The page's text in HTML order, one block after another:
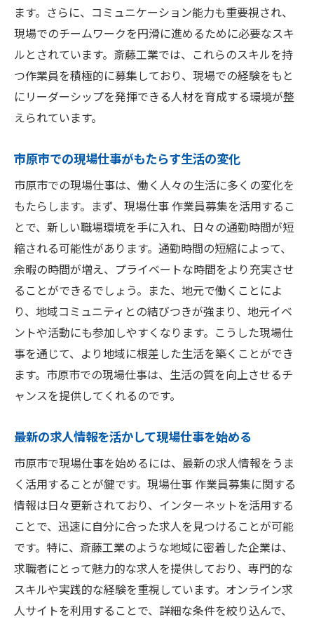
現場仕事がもたらすスキルアップの機会
市原市でのキャリア形成に必要な要素
斎藤工業での経験が将来に繋がる理由
市原市の現場仕事が広げる可能性
プロフェッショナルとしての成長ストーリ
市原市での現場仕事が提供する挑戦の場
新たなキャリアの始まり市原市で作業員募集の
魅力とは
キャリアの転機としての市原市での現場仕
事
斎藤工業の作業員募集が提供する新しい未
来
市原市での現場仕事がもたらすライフスタ
イル
市原市での現場仕事に求められる心構え
斎藤工業でのキャリアスタートの流れ
市原市での現場仕事がもたらす安心と安定
市原市の現場仕事で未来を築く斎藤工業の魅力
斎藤工業がもたらす成長機会とは
市原市で現場仕事を選ぶメリット
斎藤工業の現場仕事が目指す方向性
地域に貢献する現場仕事の価値
市原市での現場仕事が提供する安定性
ます。さらに、コミュニケーション能力も重要視され、
現場でのチームワークを円滑に進めるために必要なスキ
ルとされています。斎藤工業では、これらのスキルを持
つ作業員を積極的に募集しており、現場での経験をもと
にリーダーシップを発揮できる人材を育成する環境が整
えられています。
市原市での現場仕事がもたらす生活の変化
市原市での現場仕事は、働く人々の生活に多くの変化を
もたらします。まず、現場仕事 作業員募集を活用するこ
とで、新しい職場環境を手に入れ、日々の通勤時間が短
縮される可能性があります。通勤時間の短縮によって、
余暇の時間が増え、プライベートな時間をより充実させ
ることができるでしょう。また、地元で働くことによ
り、地域コミュニティとの結びつきが強まり、地元イベ
ントや活動にも参加しやすくなります。こうした現場仕
事を通じて、より地域に根差した生活を築くことができ
ます。市原市での現場仕事は、生活の質を向上させるチ
ャンスを提供してくれるのです。
最新の求人情報を活かして現場仕事を始める
市原市で現場仕事を始めるには、最新の求人情報をうま
く活用することが鍵です。現場仕事 作業員募集に関する
情報は日々更新されており、インターネットを活用する
ことで、迅速に自分に合った求人を見つけることが可能
です。特に、斎藤工業のような地域に密着した企業は、
求職者にとって魅力的な求人を提供しており、専門的な
スキルや実践的な経験を重視しています。オンライン求
人サイトを利用することで、詳細な条件を絞り込んで、